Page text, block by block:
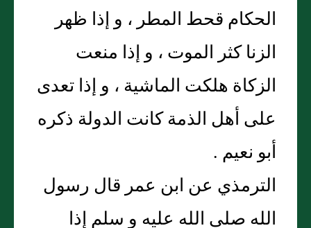
الحكام قحط المطر ، و إذا ظهر
الزنا كثر الموت ، و إذا منعت
الزكاة هلكت الماشية ، و إذا تعدى
على أهل الذمة كانت الدولة ذكره
أبو نعيم .
الترمذي عن ابن عمر قال رسول
الله صلى الله عليه و سلم إذا